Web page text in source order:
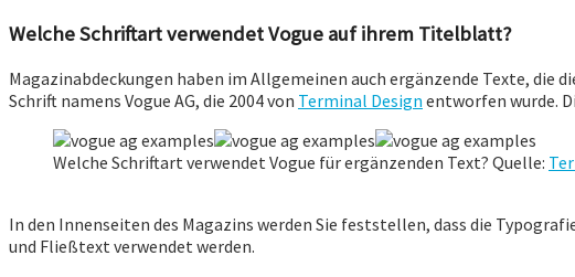
Welche Schriftart verwendet Vogue auf ihrem Titelblatt?
Magazinabdeckungen haben im Allgemeinen auch ergänzende Texte,
Schrift namens Vogue AG, die 2004 von Terminal Design entworfen wurde.
Welche Schriftart verwendet Vogue für ergänzenden Text? Quelle:
In den Innenseiten des Magazins werden Sie feststellen, dass die
und Fließtext verwendet werden.